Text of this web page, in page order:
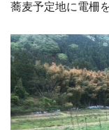
蕎麦予定地に電柵